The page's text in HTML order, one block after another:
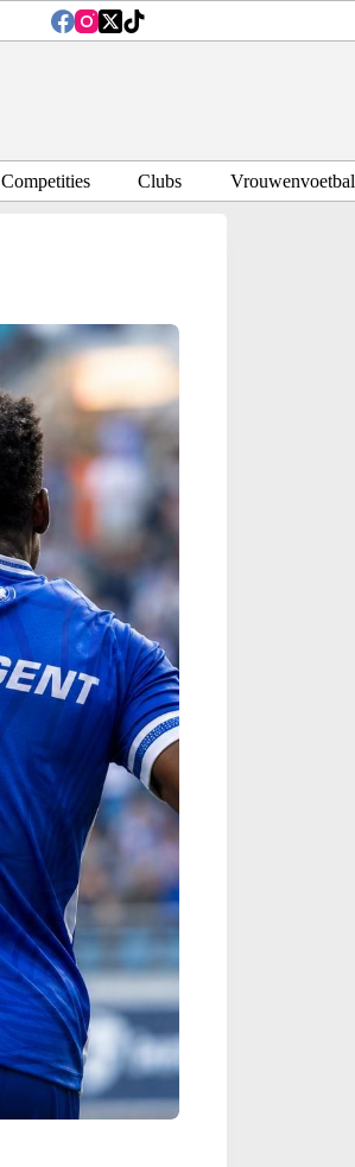
Competities Clubs Vrouwenvoetbal